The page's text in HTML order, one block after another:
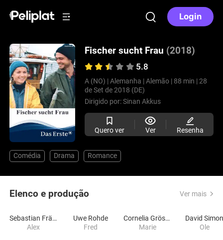
Login
Fischer sucht Frau (2018)
5.8
A (NO) | Alemanha | Alemão | 88 min | 28
de Set de 2018 (DE)
Dirigido por:Sinan Akkus
Quero ver Ver Resenha
Comédia Drama Romance
Elenco e produção Ver mais
Sebastian Fräsdorf
Alex
Uwe Rohde
Fred
Cornelia Gröschel
Marie
David
Ole